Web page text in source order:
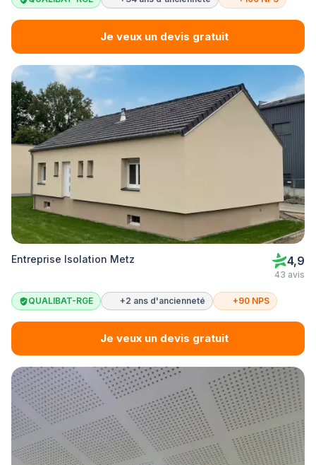
Je veux un devis gratuit
Entreprise Isolation Metz 4,9
43 avis
QUALIBAT-RGE +2 ans d'ancienneté +90 NPS
Je veux un devis gratuit